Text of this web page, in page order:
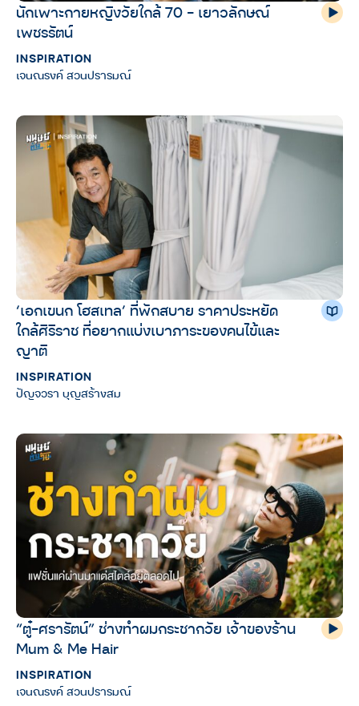
นักเพาะกายหญิงวัยใกล้ 70 – เยาวลักษณ์
เพชรรัตน์
INSPIRATION
เจนณรงค์ สวนปรารมณ์
‘เอกเขนก โฮสเทล’ ที่พักสบาย ราคาประหยัด
ใกล้ศิริราช ที่อยากแบ่งเบาภาระของคนไข้และ
ญาติ
INSPIRATION
ปัญจวรา บุญสร้างสม
“ตู๋-ศรารัตน์” ช่างทำผมกระชากวัย เจ้าของร้าน
Mum & Me Hair
INSPIRATION
เจนณรงค์ สวนปรารมณ์